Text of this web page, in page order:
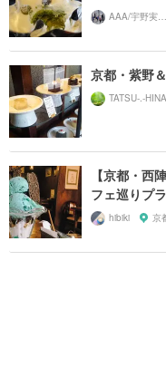
AAA/宇野実彩子推し
京都・紫野
TATSU-.-HINA
【京都・西
フェ巡りプ
hibiki 京